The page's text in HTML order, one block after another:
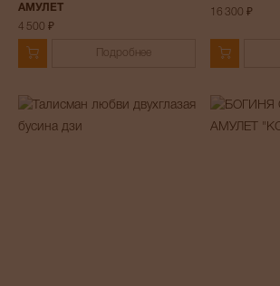
АМУЛЕТ
4 500 ₽
Подробнее
16 300 ₽